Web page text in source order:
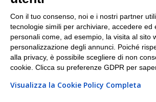
I nostri punti di ritiro e
maggiori città
Torino|Milano|Roma|Bologna|
Napoli|Varese
Con il tuo consenso, noi e i nostri partner
tecnologie simili per archiviare, accedere ed
personali come, ad esempio, la visita al sito
personalizzazione degli annunci. Poiché
alla privacy, è possibile scegliere di non
cookie. Clicca su preferenze GDPR per
Visualizza la Cookie Policy Completa